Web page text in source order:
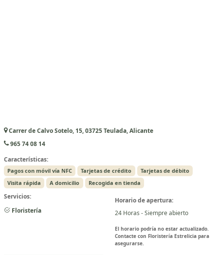
Carrer de Calvo Sotelo, 15, 03725 Teulada, Alicante
965 74 08 14
Características:
Pagos con móvil vía NFC Tarjetas de crédito
Tarjetas de débito
Visita rápida
A domicilio Recogida en tienda
Servicios:
Floristería
Horario de apertura:
24 Horas - Siempre abierto
El horario podría no estar actualizado.
Contacte con Floristería Estrelicia para
asegurarse.